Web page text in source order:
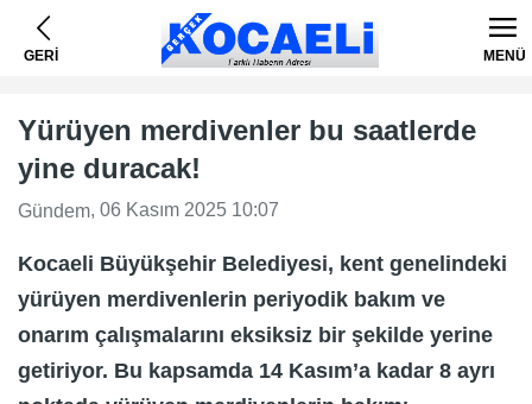
GERİ MENÜ
Yürüyen merdivenler bu saatlerde
yine duracak!
Gündem, 06 Kasım 2025 10:07
Kocaeli Büyükşehir Belediyesi, kent genelindeki
yürüyen merdivenlerin periyodik bakım ve
onarım çalışmalarını eksiksiz bir şekilde yerine
getiriyor. Bu kapsamda 14 Kasım’a kadar 8 ayrı